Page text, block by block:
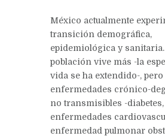
México actualmente
transición demográfica,
epidemiológica y sanitaria.
población vive más -la
vida se ha extendido-,
enfermedades crónico-
no transmisibles -
enfermedades
enfermedad pulmonar